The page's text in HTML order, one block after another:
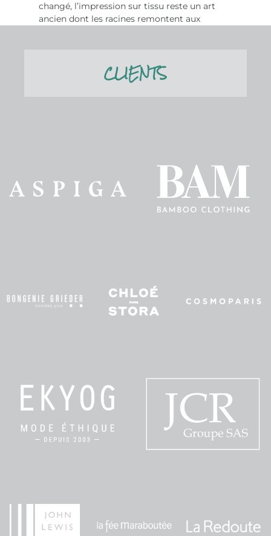
changé, l’impression sur tissu reste un art
ancien dont les racines remontent aux
CLIENTS